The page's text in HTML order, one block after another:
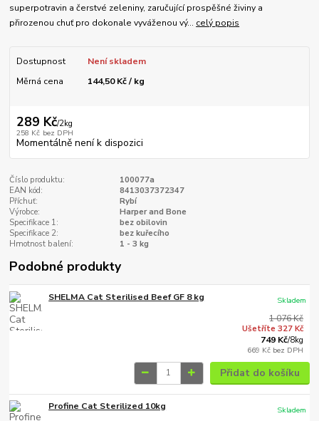
superpotravin a čerstvé zeleniny, zaručující prospěšné živiny a
přirozenou chuť pro dokonale vyváženou vý... celý popis
Dostupnost
Není skladem
Měrná cena
144,50 Kč / kg
289 Kč/2kg
258 Kč bez DPH
Momentálně není k dispozici
Číslo produktu:
100077a
EAN kód:
8413037372347
Příchuť:
Rybí
Výrobce:
Harper and Bone
Specifikace 1:
bez obilovin
Specifikace 2:
bez kuřecího
Hmotnost balení:
1 - 3 kg
Podobné produkty
SHELMA Cat Sterilised Beef GF 8 kg
1 076 Kč
Ušetříte 327 Kč
749 Kč/8kg
669 Kč bez DPH
Skladem
Přidat do košíku
Profine Cat Sterilized 10kg
Skladem